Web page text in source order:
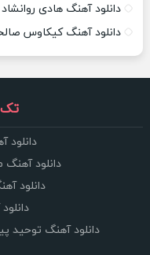
دانلود آهنگ هادی روانشاد
دانلود آهنگ کیکاوس
دانلود
دانلود
دانلود
دانلود آهنگ توحید